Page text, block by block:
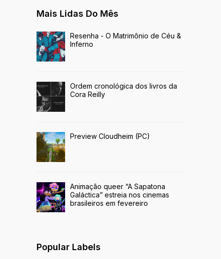
Mais Lidas Do Mês
Resenha - O Matrimônio de Céu &
Inferno
Ordem cronológica dos livros da
Cora Reilly
Preview Cloudheim (PC)
Animação queer “A Sapatona
Galáctica” estreia nos cinemas
brasileiros em fevereiro
Popular Labels